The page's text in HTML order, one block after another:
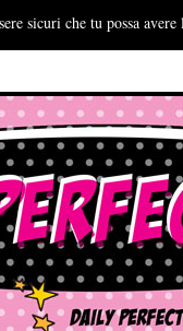
sicuri che tu possa